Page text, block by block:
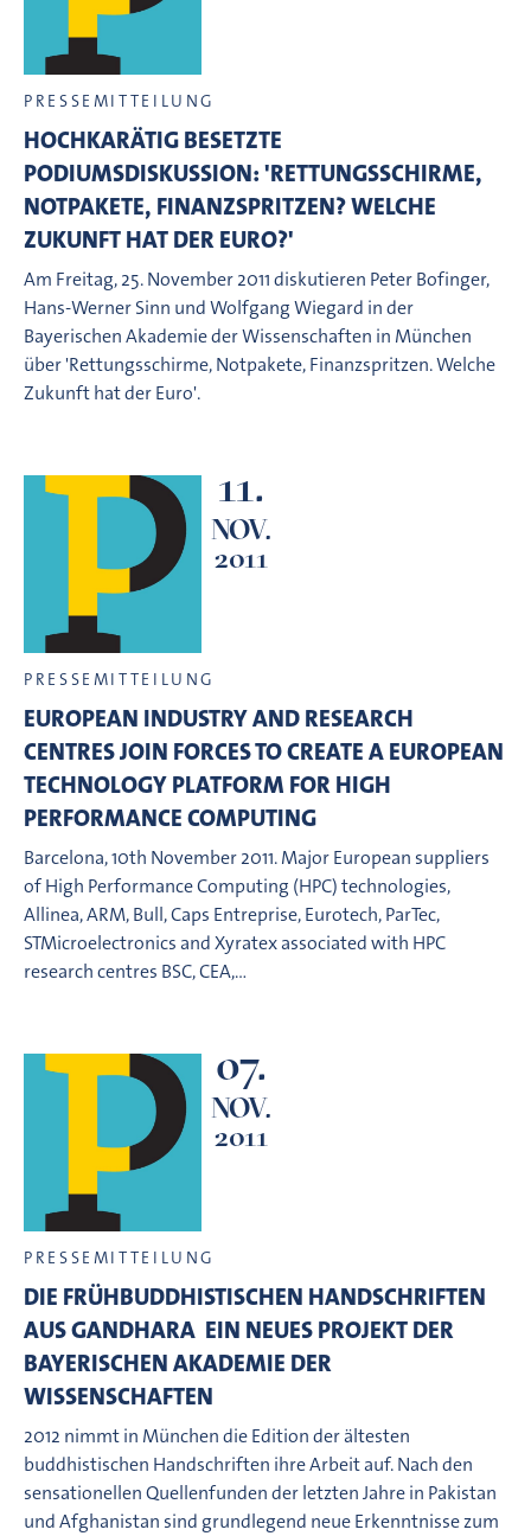
PRESSEMITTEILUNG
HOCHKARÄTIG BESETZTE
PODIUMSDISKUSSION: 'RETTUNGSSCHIRME,
NOTPAKETE, FINANZSPRITZEN? WELCHE
ZUKUNFT HAT DER EURO?'
Am Freitag, 25. November 2011 diskutieren Peter Bofinger,
Hans-Werner Sinn und Wolfgang Wiegard in der
Bayerischen Akademie der Wissenschaften in München
über 'Rettungsschirme, Notpakete, Finanzspritzen. Welche
Zukunft hat der Euro'.
11.
NOV.
2011
PRESSEMITTEILUNG
EUROPEAN INDUSTRY AND RESEARCH
CENTRES JOIN FORCES TO CREATE A EUROPEAN
TECHNOLOGY PLATFORM FOR HIGH
PERFORMANCE COMPUTING
Barcelona, 10th November 2011. Major European suppliers
of High Performance Computing (HPC) technologies,
Allinea, ARM, Bull, Caps Entreprise, Eurotech, ParTec,
STMicroelectronics and Xyratex associated with HPC
research centres BSC, CEA,…
07.
NOV.
2011
PRESSEMITTEILUNG
DIE FRÜHBUDDHISTISCHEN HANDSCHRIFTEN
AUS GANDHARA  EIN NEUES PROJEKT DER
BAYERISCHEN AKADEMIE DER
WISSENSCHAFTEN
2012 nimmt in München die Edition der ältesten
buddhistischen Handschriften ihre Arbeit auf. Nach den
sensationellen Quellenfunden der letzten Jahre in Pakistan
und Afghanistan sind grundlegend neue Erkenntnisse zum